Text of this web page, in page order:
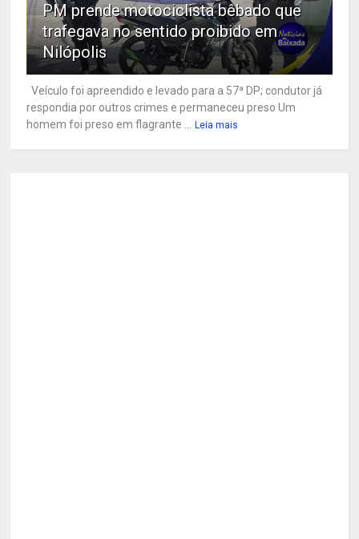
PM prende motociclista bêbado que
trafegava no sentido proibido em
Nilópolis
Veículo foi apreendido e levado para a 57ª DP; condutor já
respondia por outros crimes e permaneceu preso Um
homem foi preso em flagrante ... Leia mais